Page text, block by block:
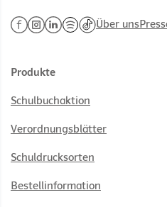
Über uns
Produkte
Schulbuchaktion
Verordnungsblätter
Schuldrucksorten
Bestellinformation